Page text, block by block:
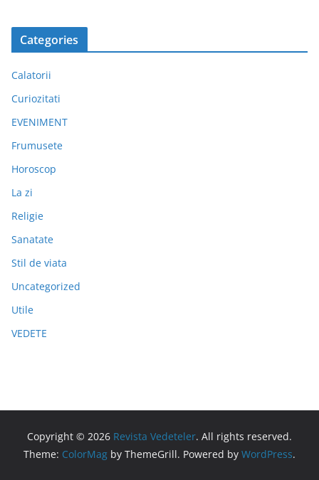
Categories
Calatorii
Curiozitati
EVENIMENT
Frumusete
Horoscop
La zi
Religie
Sanatate
Stil de viata
Uncategorized
Utile
VEDETE
Copyright © 2026 Revista Vedeteler. All rights reserved.
Theme: ColorMag by ThemeGrill. Powered by WordPress.